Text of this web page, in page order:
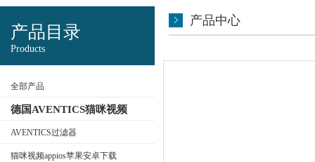
产品目录
Products
全部产品
德国AVENTICS猫咪视频
appios苹果安卓下载
AVENTICS过滤器
猫咪视频appios苹果安卓下载
产品中心